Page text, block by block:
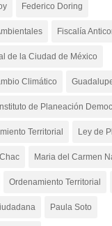
Federico Doring
Fiscalía
de la Ciudad de México
Climático
de Planeación
Territorial Ley de
Maria del Carmen
Ordenamiento Territorial
Paula Soto